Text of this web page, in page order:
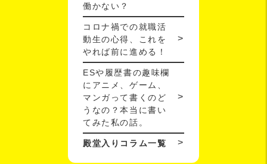
働かない？
コロナ禍での就職活
動生の心得、これを
やれば前に進める！
ESや履歴書の趣味欄
にアニメ、ゲーム、
マンガって書くのど
うなの？本当に書い
てみた私の話。
殿堂入りコラム一覧